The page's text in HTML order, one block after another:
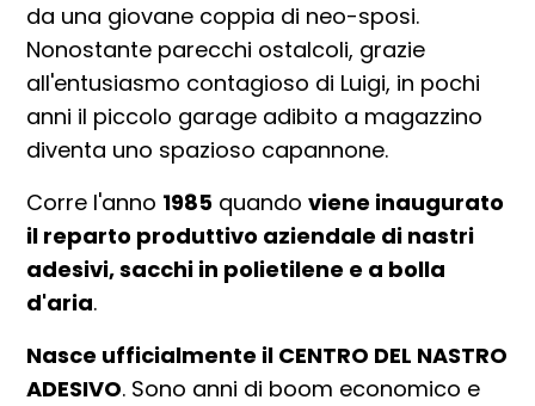
da una giovane coppia di neo-sposi.
Nonostante parecchi ostalcoli, grazie
all'entusiasmo contagioso di Luigi, in pochi
anni il piccolo garage adibito a magazzino
diventa uno spazioso capannone.
Corre l'anno 1985 quando viene inaugurato
il reparto produttivo aziendale di nastri
adesivi, sacchi in polietilene e a bolla
d'aria.
Nasce ufficialmente il CENTRO DEL NASTRO
ADESIVO. Sono anni di boom economico e